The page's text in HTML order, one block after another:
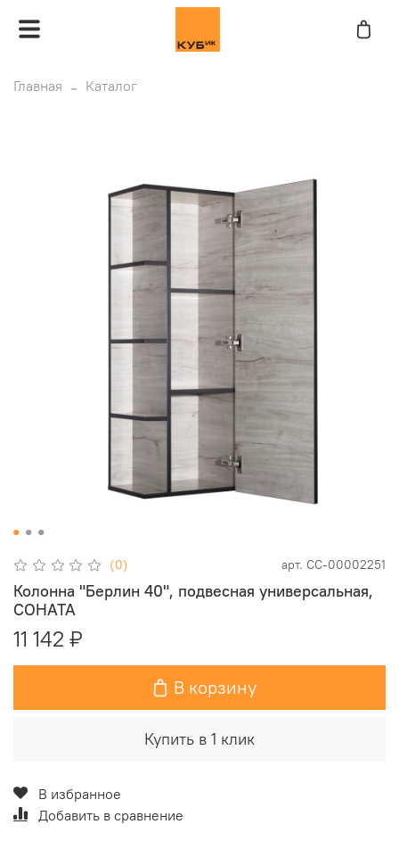
Главная Каталог
(0) арт. СС-00002251
Колонна "Берлин 40", подвесная универсальная,
СОНАТА
11 142 ₽
В корзину
Купить в 1 клик
В избранное
Добавить в сравнение